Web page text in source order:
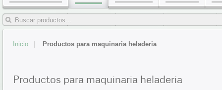
Inicio Productos para maquinaria heladeria
Productos para maquinaria heladeria